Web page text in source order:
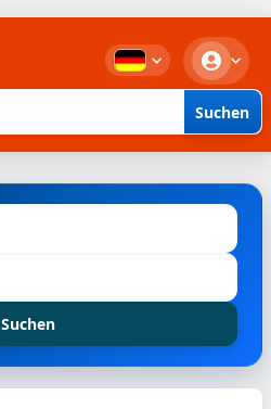
Suchen
Suchen